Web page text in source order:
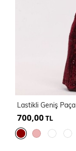
700,00 TL